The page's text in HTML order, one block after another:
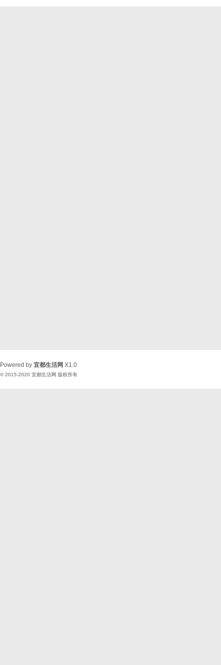
Powered by 宜都生活网 X1.0
© 2015-2020 宜都生活网 版权所有